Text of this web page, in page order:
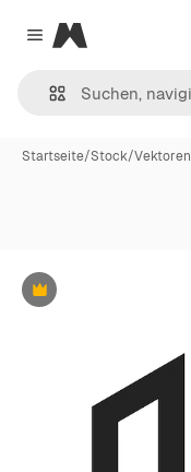
Close menu
Magnific
Startseite/Stock/Vektoren
Premium